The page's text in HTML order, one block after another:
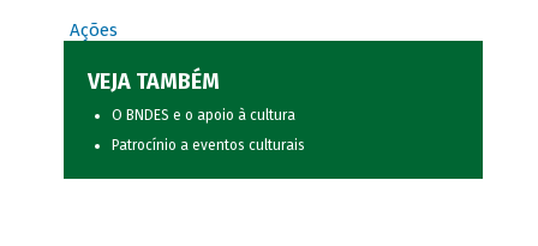
Ações
VEJA TAMBÉM
O BNDES e o apoio à cultura
Patrocínio a eventos culturais